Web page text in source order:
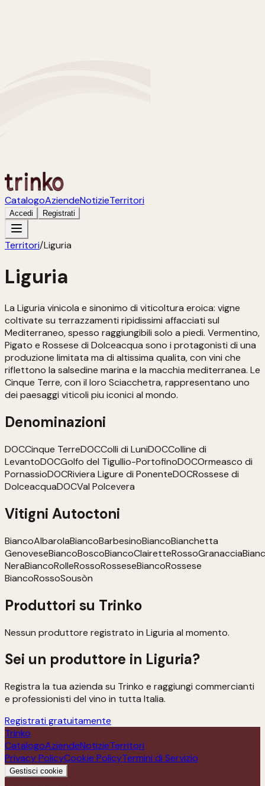
CatalogoAziendeNotizieTerritori
Accedi Registrati
Territori/Liguria
Liguria
La Liguria vinicola e sinonimo di viticoltura eroica: vigne
coltivate su terrazzamenti ripidissimi affacciati sul
Mediterraneo, spesso raggiungibili solo a piedi. Vermentino,
Pigato e Rossese di Dolceacqua sono i protagonisti di una
produzione limitata ma di altissima qualita, con vini che
riflettono la salsedine marina e la macchia mediterranea. Le
Cinque Terre, con il loro Sciacchetra, rappresentano uno
dei paesaggi viticoli piu iconici al mondo.
Denominazioni
DOCCinque TerreDOCColli di LuniDOCColline di
LevantoDOCGolfo del Tigullio-PortofinoDOCOrmeasco di
PornassioDOCRiviera Ligure di PonenteDOCRossese di
DolceacquaDOCVal Polcevera
Vitigni Autoctoni
BiancoAlbarolaBiancoBarbesinoBiancoBianchetta
GenoveseBiancoBoscoBiancoClairetteRossoGranaccia
NeraBiancoRolleRossoRosseseBiancoRossese
BiancoRossoSousòn
Produttori su Trinko
Nessun produttore registrato in Liguria al momento.
Sei un produttore in Liguria?
Registra la tua azienda su Trinko e raggiungi commercianti
e professionisti del vino in tutta Italia.
Registrati gratuitamente
Trinko
CatalogoAziendeNotizieTerritori
Privacy PolicyCookie PolicyTermini di Servizio
Gestisci cookie